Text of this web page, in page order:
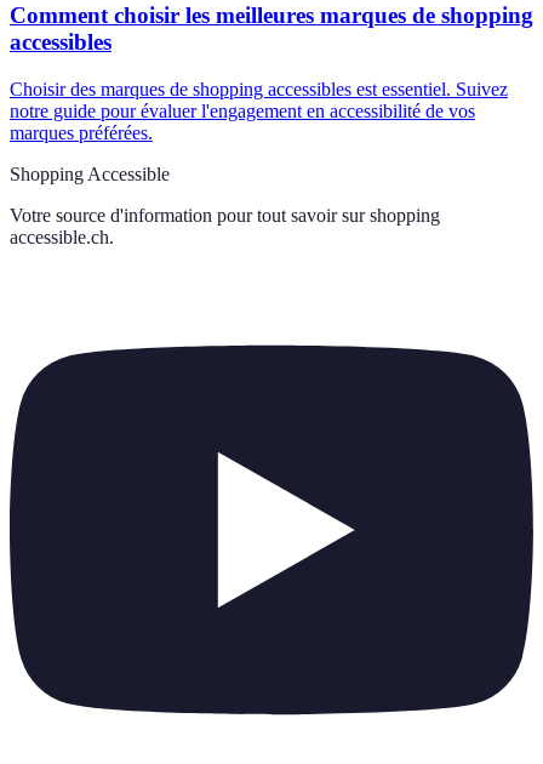
Comment choisir les meilleures marques de shopping
accessibles
Choisir des marques de shopping accessibles est essentiel. Suivez
notre guide pour évaluer l'engagement en accessibilité de vos
marques préférées.
Shopping Accessible
Votre source d'information pour tout savoir sur shopping
accessible.ch.